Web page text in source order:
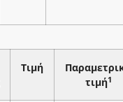
Τιμή
τιμή1